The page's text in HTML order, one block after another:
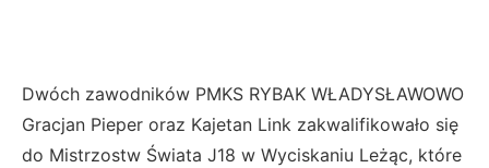
Dwóch zawodników PMKS RYBAK WŁADYSŁAWOWO
Gracjan Pieper oraz Kajetan Link zakwalifikowało się
do Mistrzostw Świata J18 w Wyciskaniu Leżąc, które